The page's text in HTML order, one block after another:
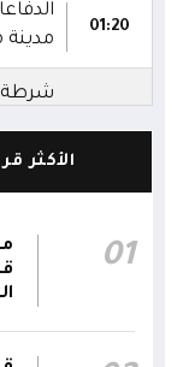
01:20
مدينة
شرطة
23:16
مركز
الأكثر
01